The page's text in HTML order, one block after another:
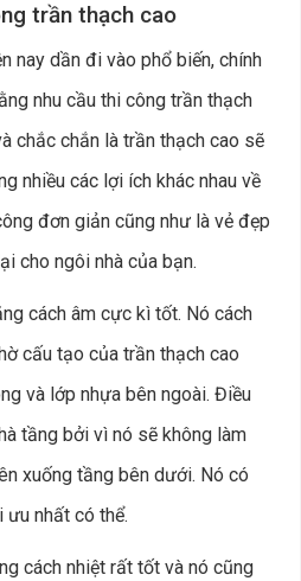
trần thạch cao
nay dần đi vào phổ biến, chính
nhu cầu thi công trần thạch
chắc chắn là trần thạch cao sẽ
nhiều các lợi ích khác nhau về
đơn giản cũng như là vẻ đẹp
cho ngôi nhà của bạn.
cách âm cực kì tốt. Nó cách
cấu tạo của trần thạch cao
và lớp nhựa bên ngoài. Điều
tầng bởi vì nó sẽ không làm
xuống tầng bên dưới. Nó có
ưu nhất có thể.
cách nhiệt rất tốt và nó cũng